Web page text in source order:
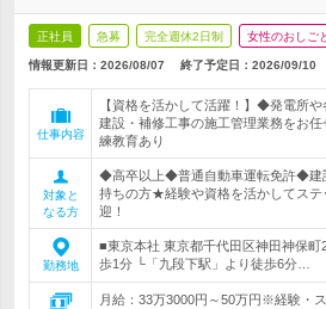
正社員 急募 完全週休2日制 女性のおしご
情報更新日：2026/08/07 終了予定日： 2026/09/10
仕事内容
【資格を活かして活躍！】◆発電所
建設・補修工事の施工管理業務をお
練教育あり
対象と
なる方
◆高卒以上◆普通自動車運転免許◆建
持ちの方★経験や資格を活かしてステ
迎！
勤務地
■東京本社 東京都千代田区神田神保
歩1分 └「九段下駅」より徒歩6分…
月給：33万3000円～50万円※経験・